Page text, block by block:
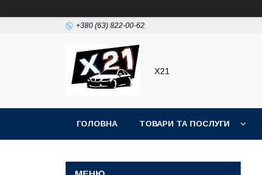
+380 (63) 822-00-62
Х21
ГОЛОВНА ТОВАРИ ТА ПОСЛУГИ